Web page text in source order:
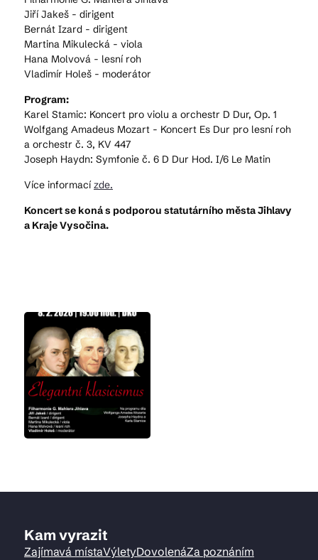
Jiří Jakeš - dirigent
Bernát Izard - dirigent
Martina Mikulecká - viola
Hana Molvová - lesní roh
Vladimír Holeš - moderátor
Program:
Karel Stamic: Koncert pro violu a orchestr D Dur, Op. 1
Wolfgang Amadeus Mozart - Koncert Es Dur pro lesní roh
a orchestr č. 3, KV 447
Joseph Haydn: Symfonie č. 6 D Dur Hod. I/6 Le Matin
Více informacízde.
Koncert se koná s podporou statutárního města Jihlavy
a Kraje Vysočina.
Kam vyrazit
Zajímavá místaVýletyDovolenáZa poznáním